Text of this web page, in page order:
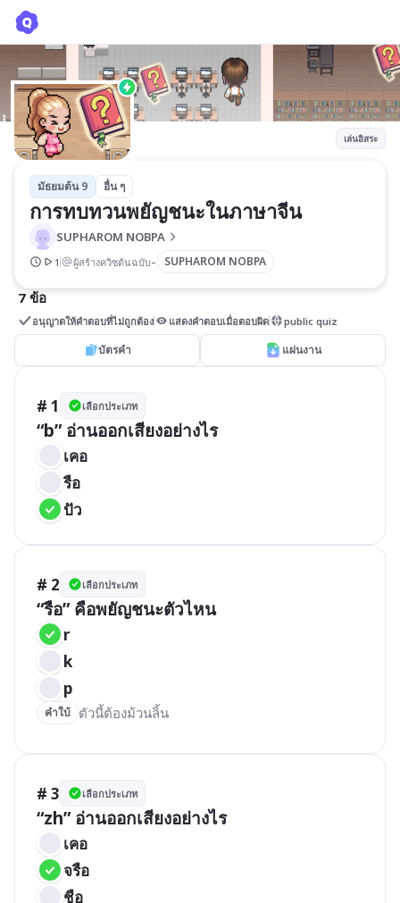
เล่นอิสระ
มัธยมต้น 9 อื่น ๆ
การทบทวนพยัญชนะในภาษาจีน
SUPHAROM NOBPA
1 ผู้สร้างควิซต้นฉบับ- SUPHAROM NOBPA
7 ข้อ
อนุญาตให้คำตอบที่ไม่ถูกต้อง แสดงคำตอบเมื่อตอบผิด public quiz
บัตรคำ แผ่นงาน
# 1 เลือกประเภท
“b” อ่านออกเสียงอย่างไร
เคอ
รือ
ปัว
# 2 เลือกประเภท
“รือ” คือพยัญชนะตัวไหน
r
k
p
คำใบ้ ตัวนี้ต้องม้วนลิ้น
# 3 เลือกประเภท
“zh” อ่านออกเสียงอย่างไร
เคอ
จรือ
ชือ